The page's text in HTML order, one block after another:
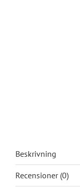
Beskrivning
Recensioner (0)